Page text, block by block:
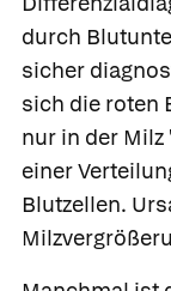
durch
sicher
sich die roten
nur in der
einer
Blutzellen.